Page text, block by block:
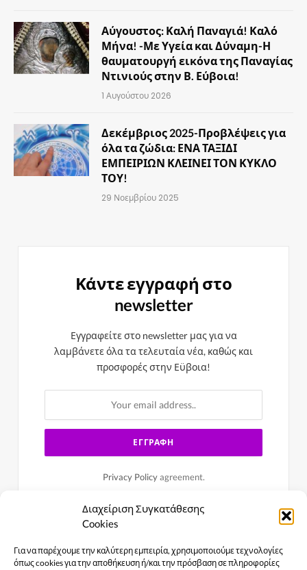
Διαχείριση Συγκατάθεσης
Cookies
Για να παρέχουμε την καλύτερη εμπειρία, χρησιμοποιούμε τεχνολογίες
όπως cookies για την αποθήκευση ή/και την πρόσβαση σε πληροφορίες
Αύγουστος: Καλή Παναγιά! Καλό
Μήνα! -Με Υγεία και Δύναμη-Η
θαυματουργή εικόνα της Παναγίας
Ντινιούς στην Β. Εύβοια!
1 Αυγούστου 2026
Δεκέμβριος 2025-Προβλέψεις για
όλα τα ζώδια: ΕΝΑ ΤΑΞΙΔΙ
ΕΜΠΕΙΡΙΩΝ ΚΛΕΙΝΕΙ ΤΟΝ ΚΥΚΛΟ
ΤΟΥ!
29 Νοεμβρίου 2025
Κάντε εγγραφή στο
newsletter
Εγγραφείτε στο newsletter μας για να
λαμβάνετε όλα τα τελευταία νέα, καθώς και
προσφορές στην Εϋβοια!
Privacy Policyagreement.